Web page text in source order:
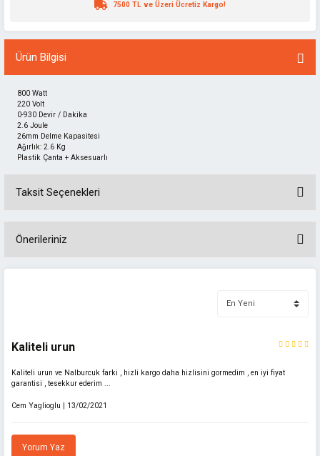
7500 TL ve Üzeri Ücretiz Kargo!
Ürün Bilgisi
800 Watt
220 Volt
0-930 Devir / Dakika
2.6 Joule
26mm Delme Kapasitesi
Ağırlık: 2.6 Kg
Plastik Çanta + Aksesuarlı
Taksit Seçenekleri
Önerileriniz
Ürün resmi kalitesiz, bozuk veya görüntülenemiyor.
Ürün açıklamasında eksik bilgiler bulunuyor.
Bu ürüne benzer farklı alternatifler olmalı.
Kaliteli urun
Kaliteli urun ve Nalburcuk farki , hizli kargo daha hizlisini gormedim , en iyi fiyat
garantisi , tesekkur ederim ...
Cem Yaglioglu | 13/02/2021
Yorum Yaz